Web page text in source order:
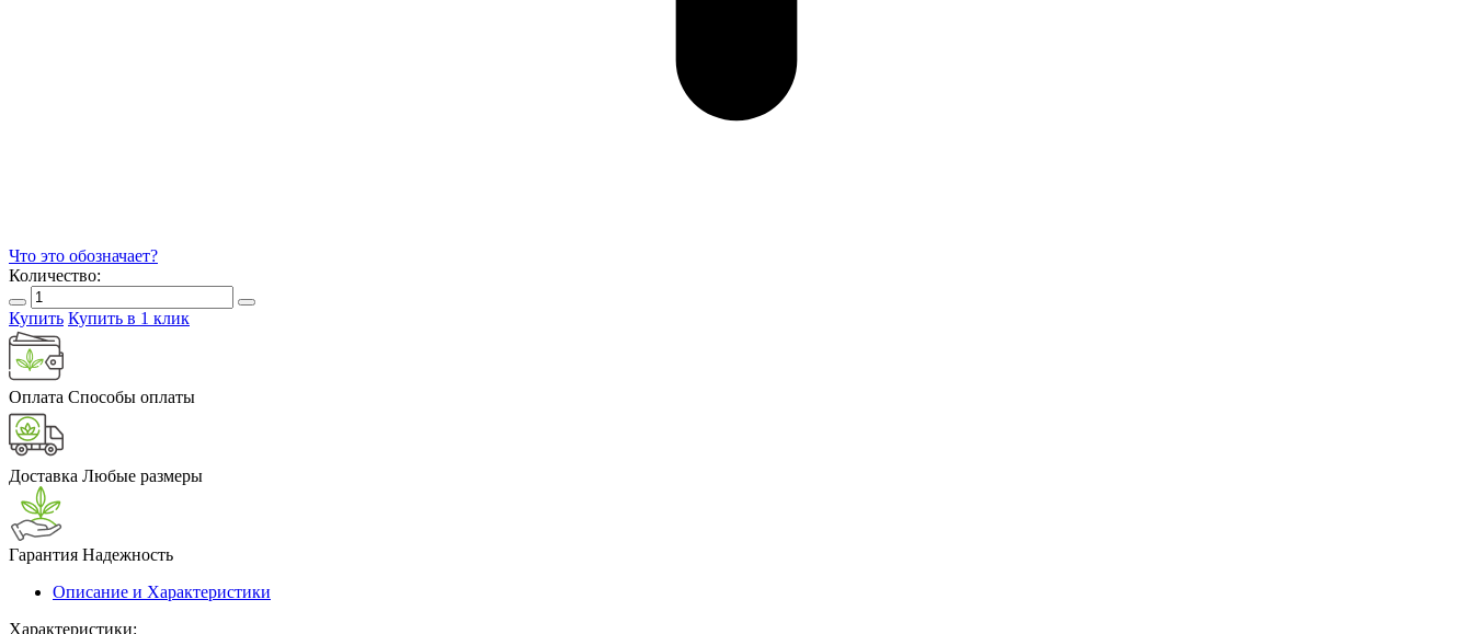
Что это обозначает?
Количество:
Купить Купить в 1 клик
Оплата Способы оплаты
Доставка Любые размеры
Гарантия Надежность
Описание и Характеристики
Характеристики: